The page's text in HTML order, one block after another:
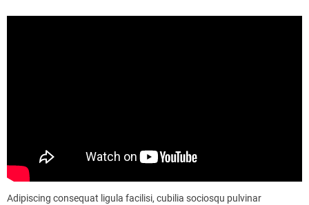
Adipiscing consequat ligula facilisi, cubilia sociosqu pulvinar